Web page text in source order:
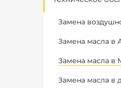
Замена
Замена масла в
Замена масла в
Замена масла в